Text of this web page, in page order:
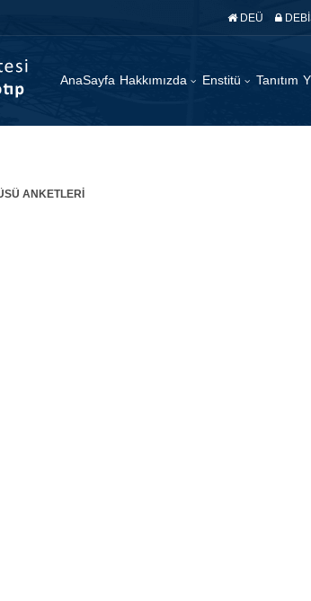
DEÜ
AnaSayfa Hakkımızda Enstitü Tanıtım
ANKETLERİ